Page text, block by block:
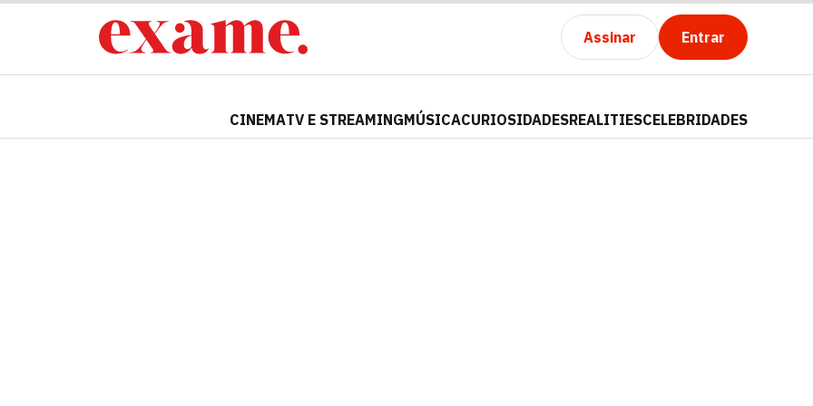
Assinar Entrar
CINEMATV E STREAMINGMÚSICACURIOSIDADESREALITIESCELEBRIDADES